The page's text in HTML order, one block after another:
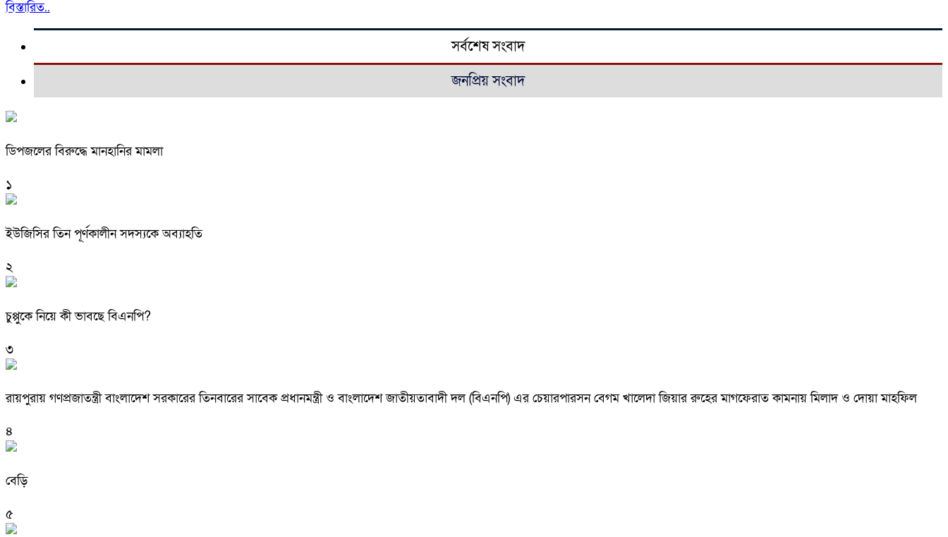
বিস্তারিত..
সর্বশেষ সংবাদ
জনপ্রিয় সংবাদ
ডিপজলের বিরুদ্ধে মানহানির মামলা
১
ইউজিসির তিন পূর্ণকালীন সদস্যকে অব্যাহতি
২
চুপ্পুকে নিয়ে কী ভাবছে বিএনপি?
৩
রায়পুরায় গণপ্রজাতন্ত্রী বাংলাদেশ সরকারের তিনবারের সাবেক প্রধানমন্ত্রী ও বাংলাদেশ জাতীয়তাবাদী দল (বিএনপি) এর চেয়ারপারসন বেগম খালেদা জিয়ার রুহের মাগফেরাত কামনায় মিলাদ ও দোয়া মাহফিল
৪
বেড়ি
৫